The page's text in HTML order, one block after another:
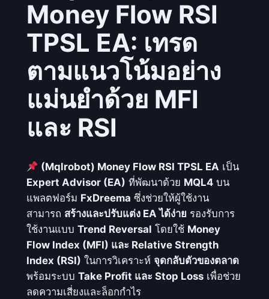
)
M
o
e
F
o
R
S
I
T
P
S
L
E
A
Money Flow RSI
TPSL EA: เทรด
ตามแนวโน้มอย่าง
แม่นยำด้วย MFI
และ RSI
(Mqlrobot) Money Flow RSI TPSL EA เป็น
Expert Advisor (EA) ที่พัฒนาด้วย MQL4บน
แพลตฟอร์ม FxDreema ซึ่งช่วยให้ผู้ใช้งาน
สามารถ สร้างและปรับแต่ง EA ได้ง่าย รองรับการ
ใช้งานแบบ Trend Reversal โดยใช้ Money
Flow Index (MFI) และ Relative Strength
Index (RSI) ในการวิเคราะห์ จุดกลับตัวของตลาด
พร้อมระบบ Take Profit และ Stop Lossเพื่อช่วย
ลดความเสี่ยงและล็อกกำไร